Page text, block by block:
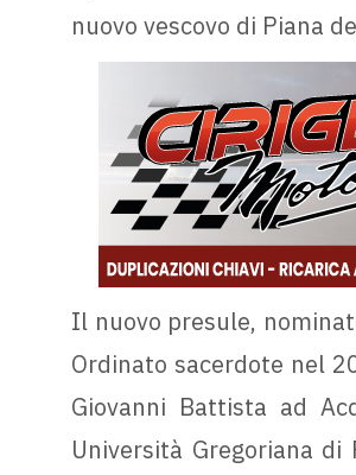
nuovo vescovo di Piana
Il nuovo presule,
Ordinato sacerdote nel
Giovanni Battista ad
Università Gregoriana